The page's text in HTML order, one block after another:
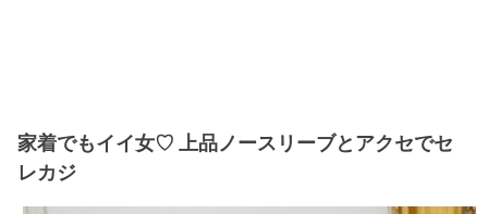
家着でもイイ女♡ 上品ノースリーブとアクセでセ
レカジ